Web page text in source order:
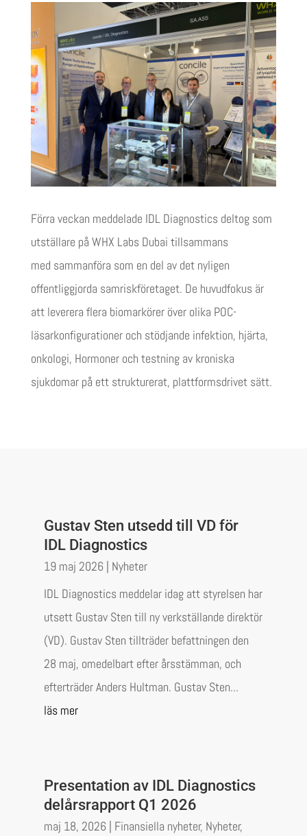
Förra veckan meddelade IDL Diagnostics deltogsom
utställare på WHX Labs Dubai tillsammans
med sammanföra som en del av det nyligen
offentliggjorda samriskföretaget. De huvudfokusär
att leverera flera biomarkörer över olika POC-
läsarkonfigurationer och stödjande infektion, hjärta,
onkologi, Hormoneroch testning av kroniska
sjukdomar på ett strukturerat, plattformsdrivet sätt.
Gustav Sten utsedd till VD för
IDL Diagnostics
19 maj 2026| Nyheter
IDL Diagnostics meddelar idag att styrelsen har
utsett Gustav Sten till ny verkställande direktör
(VD). Gustav Sten tillträder befattningen den
28 maj, omedelbart efter årsstämman, och
efterträder Anders Hultman. Gustav Sten...
läs mer
Presentation av IDL Diagnostics
delårsrapport Q1 2026
maj 18, 2026| Finansiella nyheter, Nyheter,